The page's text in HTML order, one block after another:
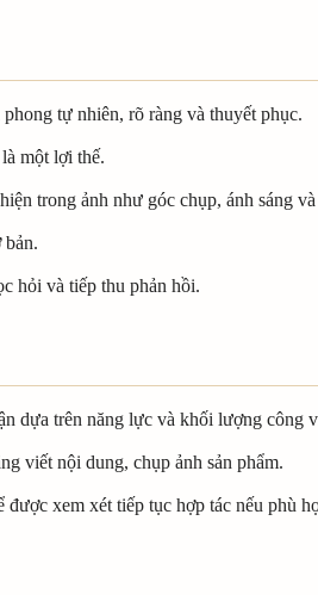
tự nhiên, rõ ràng và thuyết phục.
một lợi thế.
trong ảnh như góc chụp, ánh sáng
bản.
hỏi và tiếp thu phản hồi.
dựa trên năng lực và khối lượng công
viết nội dung, chụp ảnh sản phẩm.
xem xét tiếp tục hợp tác nếu phù